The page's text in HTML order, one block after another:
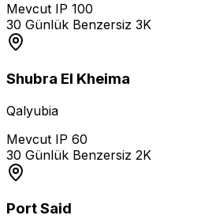
Mevcut IP 100
30 Günlük Benzersiz 3K
Shubra El Kheima
Qalyubia
Mevcut IP 60
30 Günlük Benzersiz 2K
Port Said